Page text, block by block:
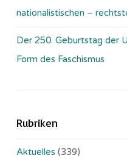
nationalistischen –
Der 250. Geburtstag der
Form des Faschismus
Rubriken
Aktuelles (339)